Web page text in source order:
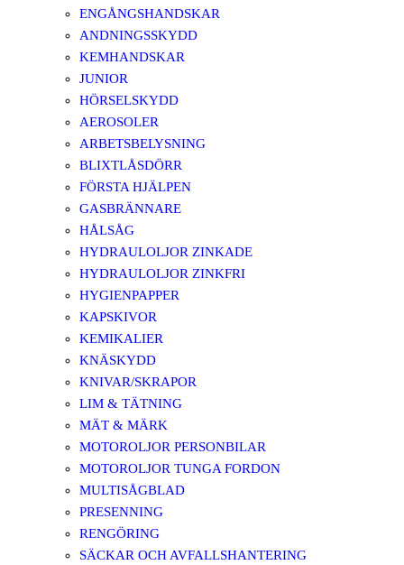
ENGÅNGSHANDSKAR
ANDNINGSSKYDD
KEMHANDSKAR
JUNIOR
HÖRSELSKYDD
AEROSOLER
ARBETSBELYSNING
BLIXTLÅSDÖRR
FÖRSTA HJÄLPEN
GASBRÄNNARE
HÅLSÅG
HYDRAULOLJOR ZINKADE
HYDRAULOLJOR ZINKFRI
HYGIENPAPPER
KAPSKIVOR
KEMIKALIER
KNÄSKYDD
KNIVAR/SKRAPOR
LIM & TÄTNING
MÄT & MÄRK
MOTOROLJOR PERSONBILAR
MOTOROLJOR TUNGA FORDON
MULTISÅGBLAD
PRESENNING
RENGÖRING
SÄCKAR OCH AVFALLSHANTERING